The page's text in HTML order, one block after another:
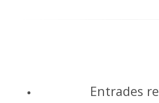
Entrades